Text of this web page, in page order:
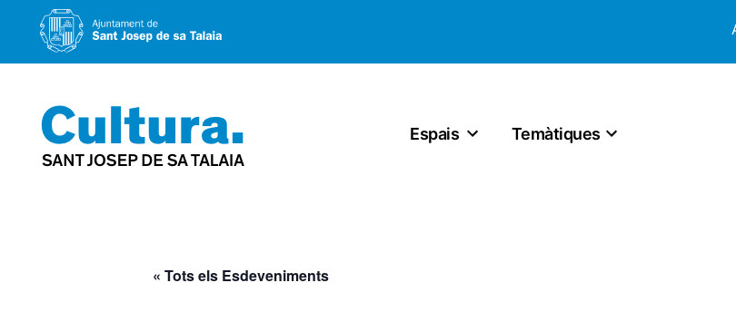
al
contingut
Espais Temàtiques
« Tots els Esdeveniments